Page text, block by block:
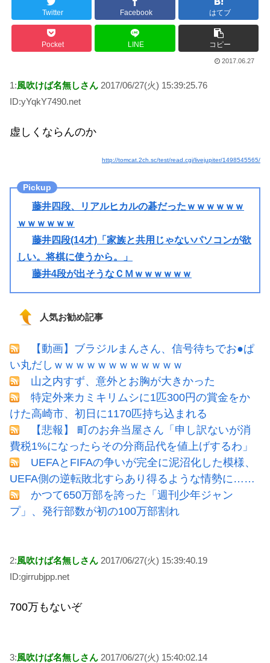
Twitter Facebook はてブ
Pocket LINE コピー
2017.06.27
1:風吹けば名無しさん 2017/06/27(火) 15:39:25.76
ID:yYqkY7490.net
虚しくならんのか
http://tomcat.2ch.sc/test/read.cgi/livejupiter/1498545565/
藤井四段、リアルヒカルの碁だったｗｗｗｗｗｗ
ｗｗｗｗｗｗ
藤井四段(14才)「家族と共用じゃないパソコンが欲
しい。将棋に使うから。」
藤井4段が出そうなＣＭｗｗｗｗｗｗ
人気お勧め記事
【動画】ブラジルまんさん、信号待ちでお●ぱ
い丸だしｗｗｗｗｗｗｗｗｗｗｗｗ
山之内すず、意外とお胸が大きかった
特定外来カミキリムシに1匹300円の賞金をか
けた高崎市、初日に1170匹持ち込まれる
【悲報】 町のお弁当屋さん「申し訳ないが消
費税1%になったらその分商品代を値上げするわ」
UEFAとFIFAの争いが完全に泥沼化した模様、
UEFA側の逆転敗北すらあり得るような情勢に……
かつて650万部を誇った「週刊少年ジャン
プ」、発行部数が初の100万部割れ
2:風吹けば名無しさん 2017/06/27(火) 15:39:40.19
ID:girrubjpp.net
700万もないぞ
3:風吹けば名無しさん 2017/06/27(火) 15:40:02.14